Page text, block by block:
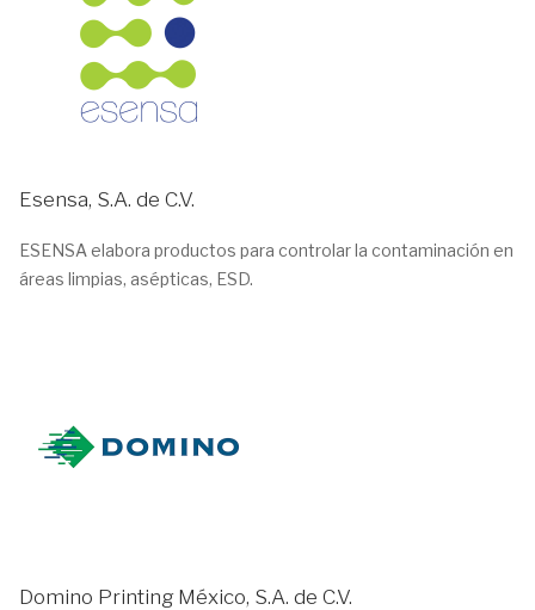
Esensa, S.A. de C.V.
ESENSA elabora productos para controlar la contaminación en
áreas limpias, asépticas, ESD.
Domino Printing México, S.A. de C.V.